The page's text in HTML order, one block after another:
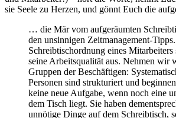
sie Seele zu Herzen, und gönnt Euch die
… die Mär vom aufgeräumten
den unsinnigen Zeitmanagement-
Schreibtischordnung eines Mitarbeiters
seine Arbeitsqualität aus. Nehmen wir
Gruppen der Beschäftigen:
Personen sind strukturiert und
keine neue Aufgabe, wenn noch eine
dem Tisch liegt. Sie haben
unnötige Dinge auf dem Schreibtisch,